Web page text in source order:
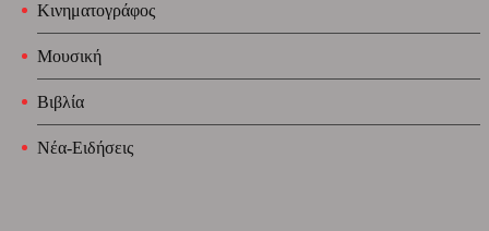
Κινηματογράφος
Μουσική
Βιβλία
Νέα-Ειδήσεις